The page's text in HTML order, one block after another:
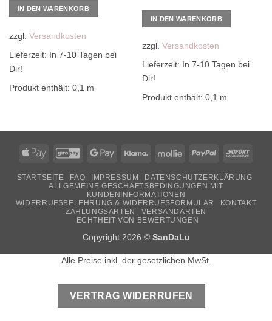
IN DEN WARENKORB
zzgl. Versandkosten
Lieferzeit: In 7-10 Tagen bei
Dir!
Produkt enthält: 0,1 m
IN DEN WARENKORB
zzgl. Versandkosten
Lieferzeit: In 7-10 Tagen bei
Dir!
Produkt enthält: 0,1 m
Apple
GiroPay Google
Klarna Mollie PayPal Sofort
STARTSEITE FAQ IMPRESSUM
DATENSCHUTZERKLÄRUNG
ALLGEMEINE GESCHÄFTSBEDINGUNGEN MIT
KUNDENINFORMATIONEN
WIDERRUFSBELEHRUNG & WIDERRUFSFORMULAR
KONTAKT
ZAHLUNGSARTEN
VERSANDARTEN
ECHTHEIT VON BEWERTUNGEN
Copyright 2026 © SanDaLu
Alle Preise inkl. der gesetzlichen MwSt.
VERTRAG WIDERRUFEN